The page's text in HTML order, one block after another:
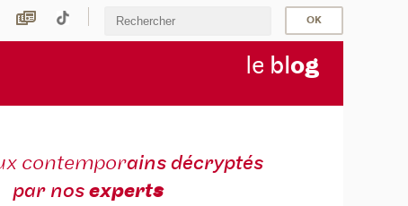
le blog
contemporains décryptés
par nosexperts